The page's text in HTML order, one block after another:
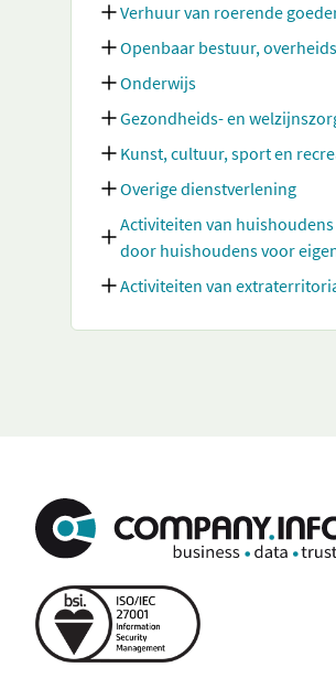
Verhuur van roerende
Openbaar bestuur,
Onderwijs
Gezondheids- en
Kunst, cultuur, sport en
Overige dienstverlening
Activiteiten van
door huishoudens voor
Activiteiten van